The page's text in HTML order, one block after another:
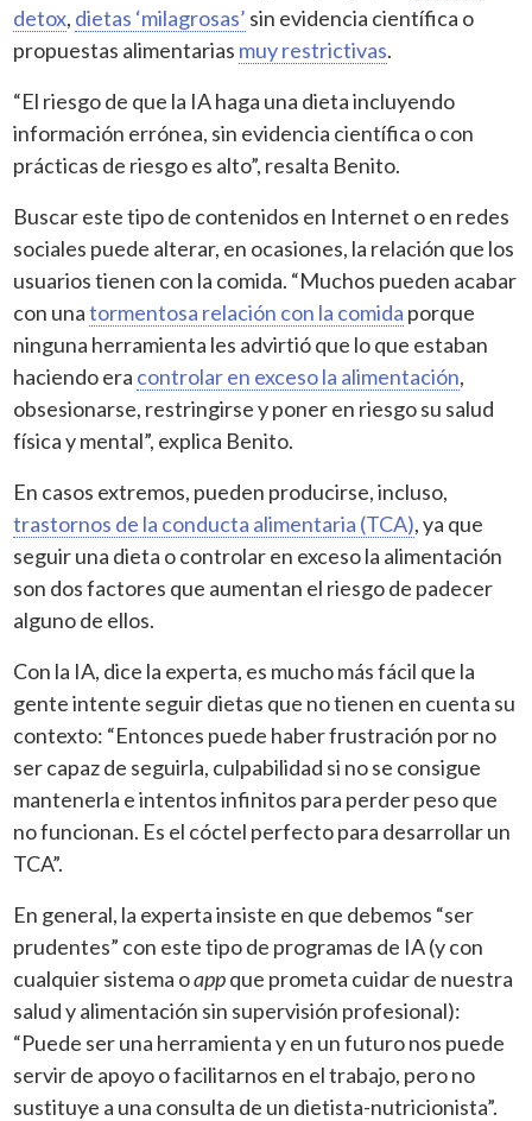
detox, dietas ‘milagrosas’ sin evidencia científica o
propuestas alimentarias muy restrictivas.
“El riesgo de que la IA haga una dieta incluyendo
información errónea, sin evidencia científica o con
prácticas de riesgo es alto”, resalta Benito.
Buscar este tipo de contenidos en Internet o en redes
sociales puede alterar, en ocasiones, la relación que los
usuarios tienen con la comida. “Muchos pueden acabar
con unatormentosa relación con la comida porque
ninguna herramienta les advirtió que lo que estaban
haciendo era controlar en exceso la alimentación,
obsesionarse, restringirse y poner en riesgo su salud
física y mental”, explica Benito.
En casos extremos, pueden producirse, incluso,
trastornos de la conducta alimentaria (TCA), ya que
seguir una dieta o controlar en exceso la alimentación
son dos factores que aumentan el riesgo de padecer
alguno de ellos.
Con la IA, dice la experta, es mucho más fácil que la
gente intente seguir dietas que no tienen en cuenta su
contexto: “Entonces puede haber frustración por no
ser capaz de seguirla, culpabilidad si no se consigue
mantenerla e intentos infinitos para perder peso que
no funcionan. Es el cóctel perfecto para desarrollar un
TCA”.
En general, la experta insiste en que debemos “ser
prudentes” con este tipo de programas de IA (y con
cualquier sistema oappque prometa cuidar de nuestra
salud y alimentación sin supervisión profesional):
“Puede ser una herramienta y en un futuro nos puede
servir de apoyo o facilitarnos en el trabajo, pero no
sustituye a una consulta de un dietista-nutricionista”.